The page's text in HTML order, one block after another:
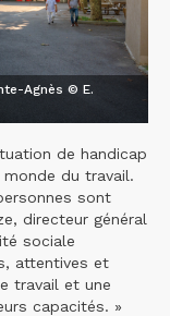
Agnès © E.
de handicap
du travail.
sont
directeur général
sociale
attentives et
travail et une
capacités. »